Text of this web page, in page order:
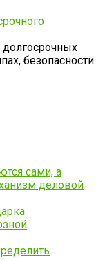
безопасности
сами, а
деловой